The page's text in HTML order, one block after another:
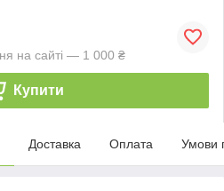
на сайті — 1 000 ₴
Купити
Доставка Оплата Умови